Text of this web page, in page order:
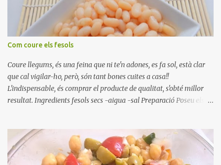
Com coure els fesols
Coure llegums, és una feina que ni te'n adones, es fa sol, està clar
que cal vigilar-ho, però, són tant bones cuites a casa!!
L'indispensable, és comprar el producte de qualitat, s'obté millor
resultat. Ingredients fesols secs -aigua -sal Preparació Poseu els
quan arrenca el bull, canvieu l'aigua bullint, per aigua freda,
repetiu dues o tres vegades, abaixeu el foc i atureu la ebullició, dues
o tres vegades afegint aigua freda, han de coure a foc baix, quasi